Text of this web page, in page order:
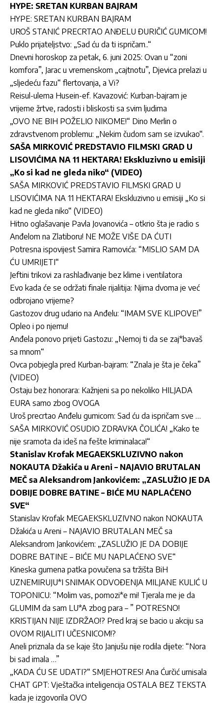
HYPE: SRETAN KURBAN BAJRAM
HYPE: SRETAN KURBAN BAJRAM
UROŠ STANIĆ PRECRTAO ANĐELU ĐURIČIĆ GUMICOM!
Puklo prijateljstvo: „Sad ću da ti ispričam..“
Dnevni horoskop za petak, 6. juni 2025: Ovan u “zoni
komfora”, Jarac u vremenskom „cajtnotu”, Djevica prelazi u
„sljedeću fazu“ flertovanja, a Vi?
Reisul-ulema Husein-ef. Kavazović: Kurban-bajram je
vrijeme žrtve, radosti i bliskosti sa svim ljudima
„OVO NE BIH POŽELIO NIKOME!“ Dino Merlin o
zdravstvenom problemu: „Nekim čudom sam se izvukao“.
SAŠA MIRKOVIĆ PREDSTAVIO FILMSKI GRAD U
LISOVIĆIMA NA 11 HEKTARA! Ekskluzivno u emisiji
„Ko si kad ne gleda niko“ (VIDEO)
SAŠA MIRKOVIĆ PREDSTAVIO FILMSKI GRAD U
LISOVIĆIMA NA 11 HEKTARA! Ekskluzivno u emisiji „Ko si
kad ne gleda niko“ (VIDEO)
Hitno oglašavanje Pavla Jovanovića – otkrio šta je radio s
Anđelom na Zlatiboru! NE MOŽE VIŠE DA ĆUTI
Potresna ispovijest Samira Ramovića: “MISLIO SAM DA
ĆU UMRIJETI“
Jeftini trikovi za rashlađivanje bez klime i ventilatora
Evo kada će se održati finale rijalitija: Njima dvoma je već
odbrojano vrijeme?
Gastozov drug udario na Anđelu: “IMAM SVE KLIPOVE!”
Opleo i po njemu!
Anđela ponovo prijeti Gastozu: „Nemoj ti da se zaj*bavaš
sa mnom“
Ovca pobjegla pred Kurban-bajram: “Znala je šta je čeka”
(VIDEO)
Ostaju bez honorara: Kažnjeni sa po nekoliko HILJADA
EURA samo zbog OVOGA
Uroš precrtao Anđelu gumicom: Sad ću da ispričam sve …
SAŠA MIRKOVIĆ OSUDIO ZDRAVKA ČOLIĆA! „Kako te
nije sramota da ideš na fešte kriminalaca!“
Stanislav Krofak MEGAEKSKLUZIVNO nakon
NOKAUTA Džakića u Areni – NAJAVIO BRUTALAN
MEČ sa Aleksandrom Jankovićem: „ZASLUŽIO JE DA
DOBIJE DOBRE BATINE – BIĆE MU NAPLAĆENO
SVE“
Stanislav Krofak MEGAEKSKLUZIVNO nakon NOKAUTA
Džakića u Areni – NAJAVIO BRUTALAN MEČ sa
Aleksandrom Jankovićem: „ZASLUŽIO JE DA DOBIJE
DOBRE BATINE – BIĆE MU NAPLAĆENO SVE“
Kineska gumena patka povučena sa tržišta BiH
UZNEMIRUJU*I SNIMAK ODVOĐENJA MILJANE KULIĆ U
TOPONICU: “Molim vas, pomozi*e mi! Tjerala me je da
GLUMIM da sam LU*A zbog para – ” POTRESNO!
KRISTIJAN NIJE IZDRŽAO!? Pred kraj se bacio u akciju sa
OVOM RIJALITI UČESNICOM!?
Aneli priznala da se kaje što Janjušu nije rodila dijete: “Nora
bi sad imala …”
„KADA ĆU SE UDATI?“ SMJEHOTRES! Ana Ćurčić urnisala
CHAT GPT: Vještačka inteligencija OSTALA BEZ TEKSTA
kada je izgovorila OVO